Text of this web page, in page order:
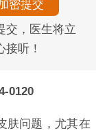
交，医生将立
接听！
0120
肤问题，尤其在